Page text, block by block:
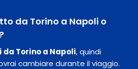
da Torino a Napoli o
Torino a Napoli, quindi
cambiare durante il viaggio.